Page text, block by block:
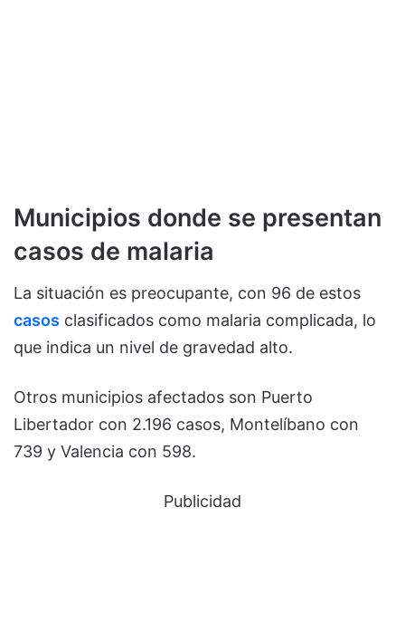
Municipios donde se presentan
casos de malaria
La situación es preocupante, con 96 de estos
casos clasificados como malaria complicada, lo
que indica un nivel de gravedad alto.
Otros municipios afectados son Puerto
Libertador con 2.196 casos, Montelíbano con
739 y Valencia con 598.
Publicidad